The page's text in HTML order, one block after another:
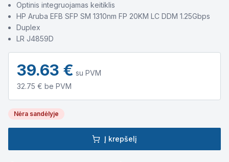
Optinis integruojamas keitiklis
HP Aruba EFB SFP SM 1310nm FP 20KM LC DDM 1.25Gbps
Duplex
LR J4859D
39.63 € su PVM
32.75 € be PVM
Nėra sandėlyje
Į krepšelį